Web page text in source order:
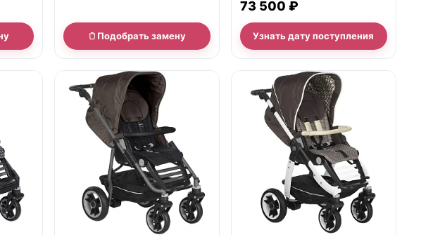
Подобрать замену
WHL3
73 500 ₽
Узнать дату поступления